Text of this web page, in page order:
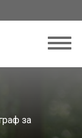
за